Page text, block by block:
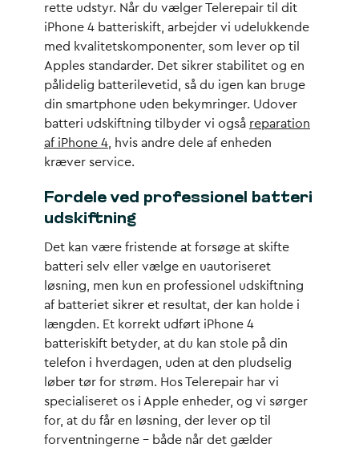
rette udstyr. Når du vælger Telerepair til dit
iPhone 4 batteriskift, arbejder vi udelukkende
med kvalitetskomponenter, som lever op til
Apples standarder. Det sikrer stabilitet og en
pålidelig batterilevetid, så du igen kan bruge
din smartphone uden bekymringer. Udover
batteri udskiftning tilbyder vi også reparation
af iPhone 4 , hvis andre dele af enheden
kræver service.
Fordele ved professionel batteri
udskiftning
Det kan være fristende at forsøge at skifte
batteri selv eller vælge en uautoriseret
løsning, men kun en professionel udskiftning
af batteriet sikrer et resultat, der kan holde i
længden. Et korrekt udført iPhone 4
batteriskift betyder, at du kan stole på din
telefon i hverdagen, uden at den pludselig
løber tør for strøm. Hos Telerepair har vi
specialiseret os i Apple enheder, og vi sørger
for, at du får en løsning, der lever op til
forventningerne – både når det gælder